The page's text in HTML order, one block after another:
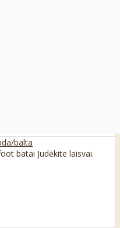
balta
batai Judėkite laisvai.